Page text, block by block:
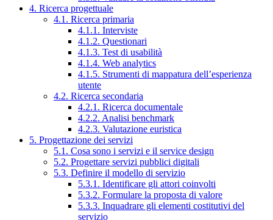
4. Ricerca progettuale
4.1. Ricerca primaria
4.1.1. Interviste
4.1.2. Questionari
4.1.3. Test di usabilità
4.1.4. Web analytics
4.1.5. Strumenti di mappatura dell’esperienza
utente
4.2. Ricerca secondaria
4.2.1. Ricerca documentale
4.2.2. Analisi benchmark
4.2.3. Valutazione euristica
5. Progettazione dei servizi
5.1. Cosa sono i servizi e il service design
5.2. Progettare servizi pubblici digitali
5.3. Definire il modello di servizio
5.3.1. Identificare gli attori coinvolti
5.3.2. Formulare la proposta di valore
5.3.3. Inquadrare gli elementi costitutivi del
servizio